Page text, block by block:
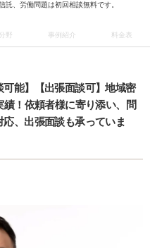
、労働問題は初回相談無料です。
野 事例紹介 料金表
可能】【出張面談可】地域密
！依頼者様に寄り添い、問
、出張面談も承っていま